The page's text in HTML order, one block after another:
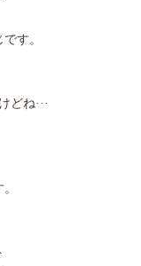
す。
どね···